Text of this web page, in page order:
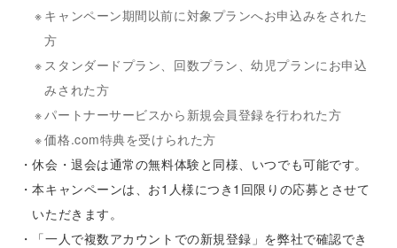
※ キャンペーン期間以前に対象プランへお申込みをされた
方
※ スタンダードプラン、回数プラン、幼児プランにお申込
みされた方
※パートナーサービスから新規会員登録を行われた方
※価格.com特典を受けられた方
・休会・退会は通常の無料体験と同様、いつでも可能です。
・本キャンペーンは、お1人様につき1回限りの応募とさせて
いただきます。
・
「一人で複数アカウントでの新規登録」を弊社で確認でき